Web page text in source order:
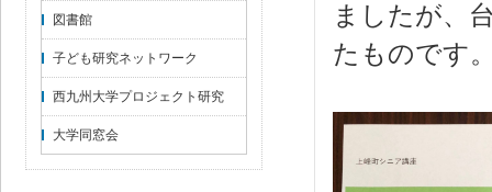
図書館
子ども研究ネットワーク
西九州大学プロジェクト研究
大学同窓会
ましたが、
たものです